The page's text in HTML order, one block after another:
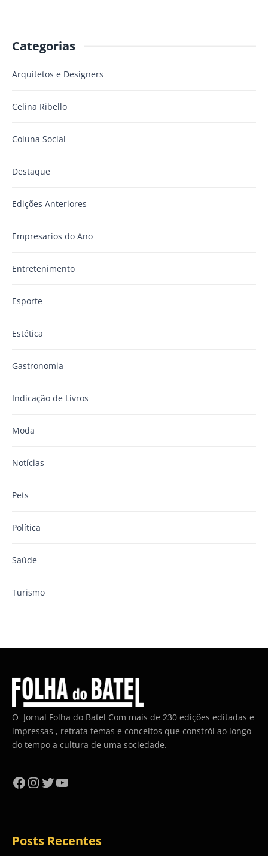
Categorias
Arquitetos e Designers
Celina Ribello
Coluna Social
Destaque
Edições Anteriores
Empresarios do Ano
Entretenimento
Esporte
Estética
Gastronomia
Indicação de Livros
Moda
Notícias
Pets
Política
Saúde
Turismo
O Jornal Folha do Batel Com mais de 230 edições editadas e
impressas , retrata temas e conceitos que constrói ao longo
do tempo a cultura de uma sociedade.
Facebook
Instagram
Twitter
YouTube
Posts Recentes